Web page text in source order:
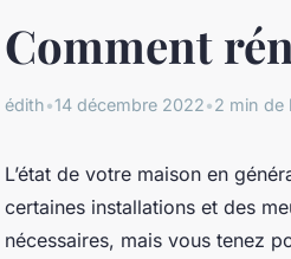
Comment
édith•14 décembre 2022•2 min de
L’état de votre maison en
certaines installations et des
nécessaires, mais vous tenez